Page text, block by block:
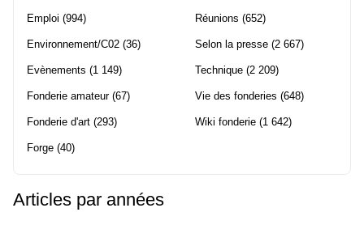
Emploi (994)
Environnement/C02 (36)
Evènements (1 149)
Fonderie amateur(67)
Fonderie d'art (293)
Forge (40)
Réunions (652)
Selon la presse (2 667)
Technique (2 209)
Vie des fonderies (648)
Wiki fonderie (1 642)
Articles par années